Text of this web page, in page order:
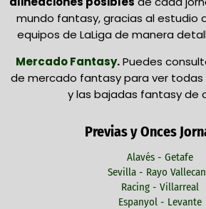
mundo fantasy, gracias al estudio
equipos de LaLiga de manera
Mercado Fantasy.Puedes
de mercado fantasy para ver todas
y las bajadas fantasy de
Previas y Onces
Alavés - Getafe
Sevilla - Rayo
Racing - Villarreal
Espanyol - Levante